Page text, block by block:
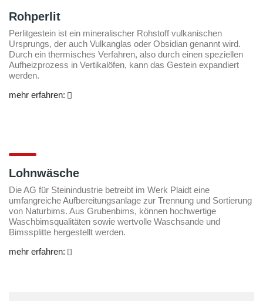
Rohperlit
Perlitgestein ist ein mineralischer Rohstoff vulkanischen
Ursprungs, der auch Vulkanglas oder Obsidian genannt wird.
Durch ein thermisches Verfahren, also durch einen speziellen
Aufheizprozess in Vertikalöfen, kann das Gestein expandiert
werden.
mehr erfahren:
Lohnwäsche
Die AG für Steinindustrie betreibt im Werk Plaidt eine
umfangreiche Aufbereitungsanlage zur Trennung und Sortierung
von Naturbims. Aus Grubenbims, können hochwertige
Waschbimsqualitäten sowie wertvolle Waschsande und
Bimssplitte hergestellt werden.
mehr erfahren: